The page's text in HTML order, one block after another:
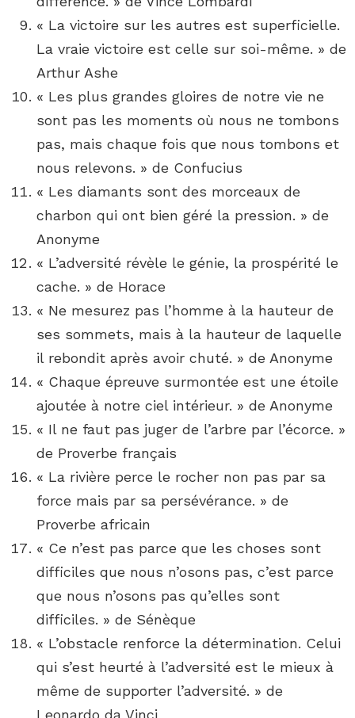
« La victoire sur les autres est superficielle.
La vraie victoire est celle sur soi-même. » de
Arthur Ashe
« Les plus grandes gloires de notre vie ne
sont pas les moments où nous ne tombons
pas, mais chaque fois que nous tombons et
nous relevons. » de Confucius
« Les diamants sont des morceaux de
charbon qui ont bien géré la pression. » de
Anonyme
« L’adversité révèle le génie, la prospérité le
cache. » de Horace
« Ne mesurez pas l’homme à la hauteur de
ses sommets, mais à la hauteur de laquelle
il rebondit après avoir chuté. » de Anonyme
« Chaque épreuve surmontée est une étoile
ajoutée à notre ciel intérieur. » de Anonyme
« Il ne faut pas juger de l’arbre par l’écorce. »
de Proverbe français
« La rivière perce le rocher non pas par sa
force mais par sa persévérance. » de
Proverbe africain
« Ce n’est pas parce que les choses sont
difficiles que nous n’osons pas, c’est parce
que nous n’osons pas qu’elles sont
difficiles. » de Sénèque
« L’obstacle renforce la détermination. Celui
qui s’est heurté à l’adversité est le mieux à
même de supporter l’adversité. » de
Leonardo da Vinci